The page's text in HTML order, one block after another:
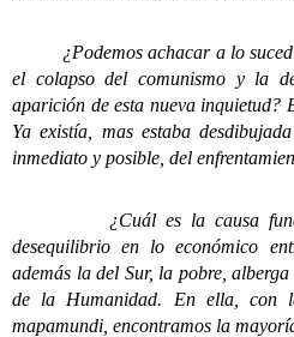
¿Podemos achacar a lo
el colapso del comunismo y la
aparición de esta nueva inquietud?
Ya existía, mas estaba
inmediato y posible, del
¿Cuál es la causa
desequilibrio en lo económico
además la del Sur, la pobre,
de la Humanidad. En ella, con
mapamundi, encontramos la